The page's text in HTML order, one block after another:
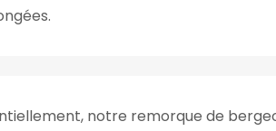
notre remorque de